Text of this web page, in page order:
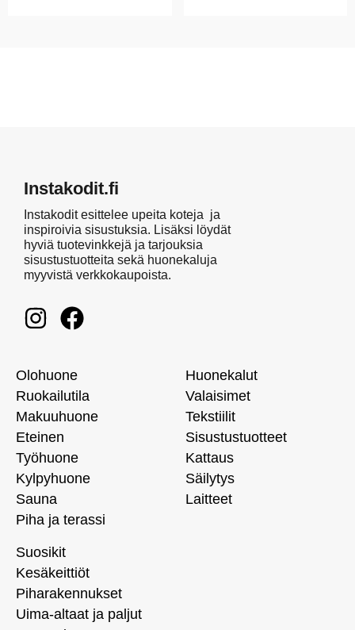
Instakodit.fi
Instakodit esittelee upeita koteja ja
inspiroivia sisustuksia. Lisäksi löydät
hyviä tuotevinkkejä ja tarjouksia
sisustustuotteita sekä huonekaluja
myyvistä verkkokaupoista.
Olohuone
Ruokailutila
Makuuhuone
Eteinen
Työhuone
Kylpyhuone
Sauna
Piha ja terassi
Huonekalut
Valaisimet
Tekstiilit
Sisustustuotteet
Kattaus
Säilytys
Laitteet
Suosikit
Kesäkeittiöt
Piharakennukset
Uima-altaat ja paljut